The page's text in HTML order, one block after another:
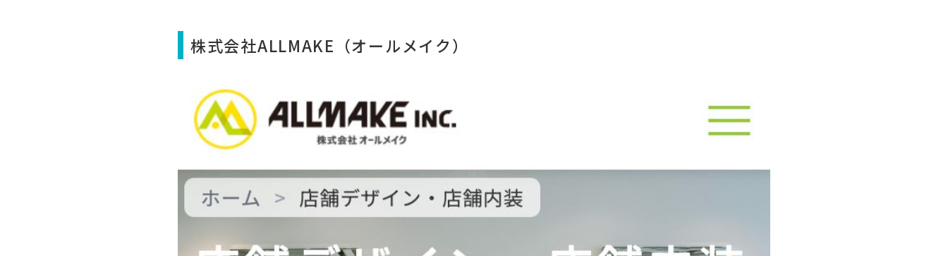
株式会社ALLMAKE（オールメイク）